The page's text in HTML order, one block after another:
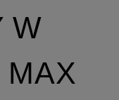
W
MAX